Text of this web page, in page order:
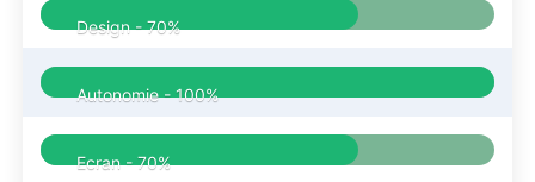
Design -70%
Autonomie -100%
Ecran -70%